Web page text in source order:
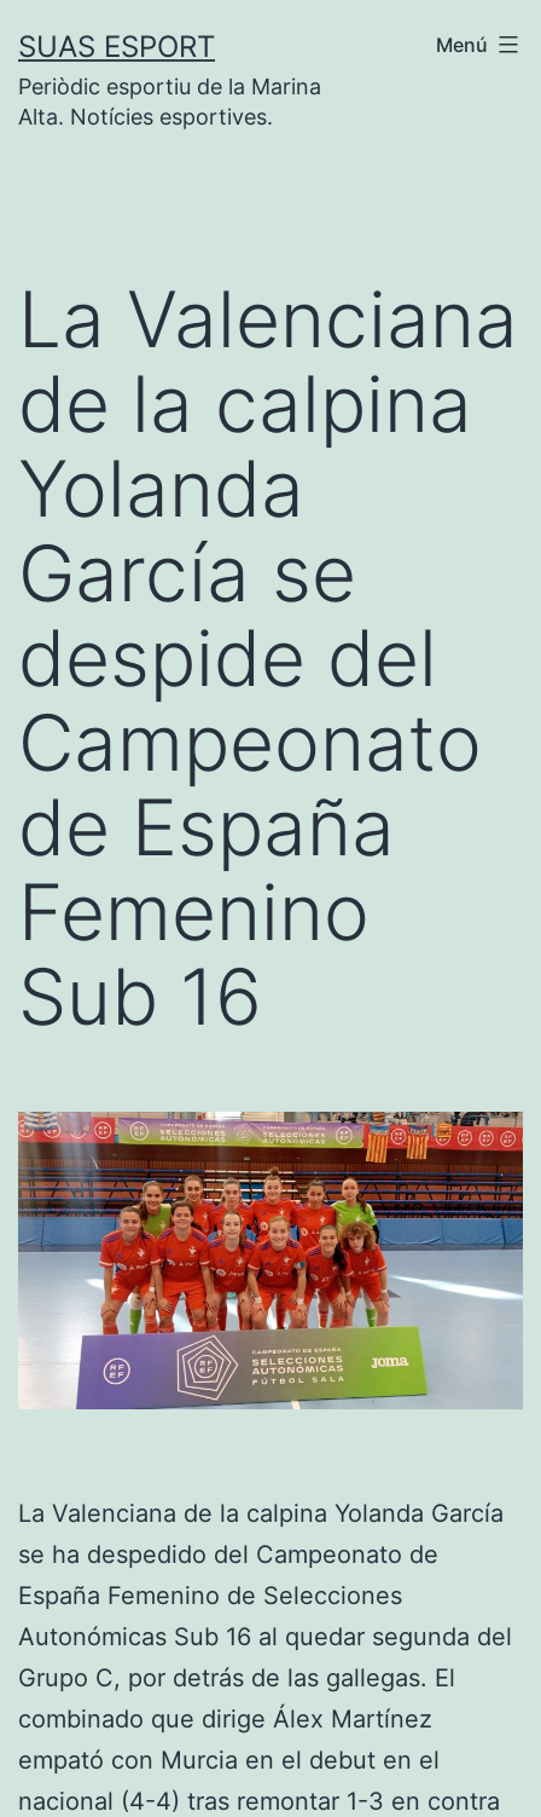
contenido
SUAS ESPORT
Periòdic esportiu de la Marina
Alta. Notícies esportives.
Menú
La Valenciana
de la calpina
Yolanda
García se
despide del
Campeonato
de España
Femenino
Sub 16
La Valenciana de la calpina Yolanda García
se ha despedido del Campeonato de
España Femenino de Selecciones
Autonómicas Sub 16 al quedar segunda del
Grupo C, por detrás de las gallegas. El
combinado que dirige Álex Martínez
empató con Murcia en el debut en el
nacional (4-4) tras remontar 1-3 en contra